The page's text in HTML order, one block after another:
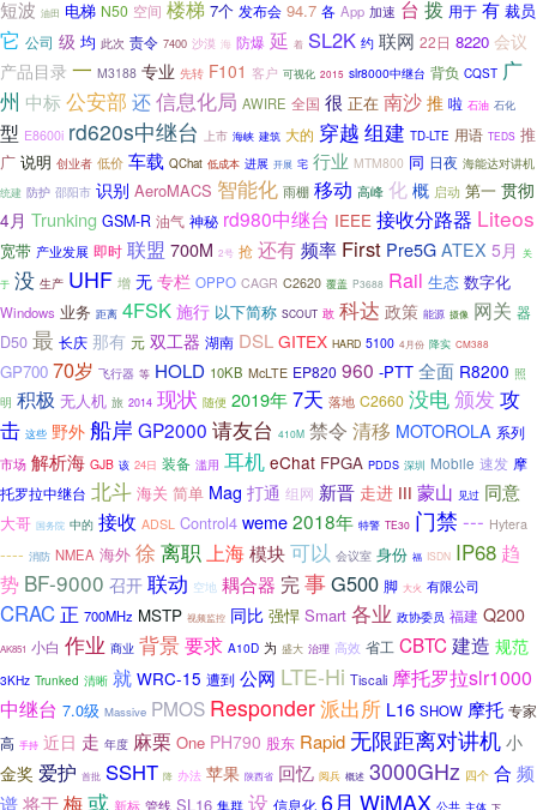
短波 油田 电梯 N50 空间 楼梯 7个 发布会 94.7 各 App 加速 台 拨 用于 有 裁员
它 公司 级 均 此次 责令 7400 沙漠 海 防爆 延 着 SL2K 约 联网 22日 8220 会议
产品目录 一 M3188 专业 先转 F101 客户 可视化 2015 slr8000中继台 背负 CQST 广
州 中标公安部 还信息化局 AWIRE 全国 很 正在 南沙 推 啦 石油 石化
型 E8600i rd620s中继台 上市 海峡 建筑 大的 穿越 组建 TD-LTE 用语 TEDS 推
广 说明 创业者 低价 车载 QChat 低成本 进展 开展 宅 行业 MTM800 同 日夜 海能达对讲机
统建 防护 邵阳市 识别 AeroMACS 智能化 雨棚 移动 高峰 化 概 启动 第一 贯彻
4月 Trunking GSM-R 油气 神秘 rd980中继台 IEEE 接收分路器 Liteos
宽带 产业发展 即时 联盟 700M 2号 抢 还有频率 First Pre5G ATEX 5月 关
于 没 生产 UHF 增 无 专栏 OPPO CAGR C2620 覆盖 P3688 Rail 生态 数字化
Windows 业务 距离 4FSK 施行 以下简称 SCOUT 敢 科达 政策 能源 摄像 网关 器
D50 最 长庆 那有 元 双工器 湖南 DSL GITEX HARD 5100 4月份 降实 CM388
GP700 70岁 飞行器 等 HOLD 10KB McLTE EP820 960 -PTT 全面 R8200 照
明 积极 无人机 旅 2014 现状 随便 2019年7天 落地 C2660 没电颁发攻
击 这些 野外 船岸 GP2000 请友台 410M 禁令 清移 MOTOROLA 系列
市场 解析海 GJB 该 24日 装备 滥用 耳机 eChat FPGA PDDS 深圳 Mobile 速发 摩
托罗拉中继台 北斗 海关 简单 Mag 打通 组网 新晋 走进 III 蒙山 见过 同意
大哥 国务院 中的 接收 ADSL Control4 weme2018年 特警 TE30 门禁 --- Hytera
---- 消防 NMEA 海外 徐 离职上海模块可以 会议室 身份 福 ISDN IP68 趋
势 BF-9000 召开 联动 空地 耦合器 完事G500 脚 大火 有限公司
CRAC 正 700MHz MSTP 视频监控 同比 强悍 Smart 各业 政协委员 福建 Q200
AK851 小白 作业 商业 背景要求 A10D 为 盛大 治理 高效 省工 CBTC建造 规范
3KHz Trunked 清晰 就 WRC-15 遭到 公网 LTE-Hi Tiscali 摩托罗拉slr1000
中继台 7.0级 Massive PMOS Responder派出所 L16 SHOW 摩托 专家
高 手持 近日 走 年度 麻栗 One PH790 股东 Rapid 无限距离对讲机 小
金奖 爱护 首批 SSHT 降 办法 苹果 陕西省 回忆 阅兵 概述 3000GHz 四个 合 频
谱将于梅或 新标 管线 SL16 集群 设 信息化 6月 WiMAX 公共 下